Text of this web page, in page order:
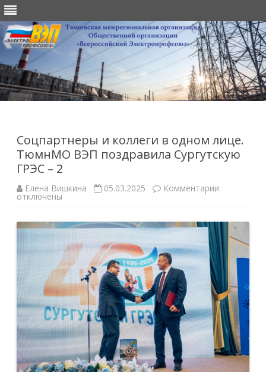
Соцпартнеры и коллеги в одном лице.
ТюмнМО ВЭП поздравила Сургутскую
ГРЭС – 2
Елена Вишкина 05.03.2025 Комментарии
коллеги
в
одном
лице.
ТюмнМО
ВЭП
поздравила
Сургутскую
ГРЭС
–
2
отключены